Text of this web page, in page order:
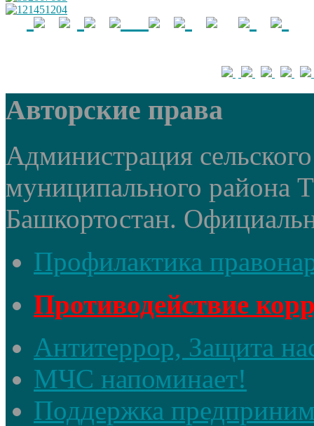
Авторские права
Администрация
муниципального района
Башкортостан.
Профилактика
Противодействие
Антитеррор, Защита
МЧС напоминает!
Поддержка